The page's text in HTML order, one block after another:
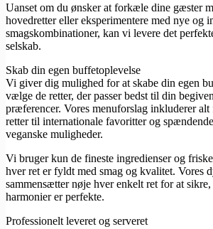
Uanset om du ønsker at forkæle dine gæster
hovedretter eller eksperimentere med nye og
smagskombinationer, kan vi levere det
selskab.
Skab din egen buffetoplevelse
Vi giver dig mulighed for at skabe din egen
vælge de retter, der passer bedst til din
præferencer. Vores menuforslag inkluderer alt
retter til internationale favoritter og
veganske muligheder.
Vi bruger kun de fineste ingredienser og
hver ret er fyldt med smag og kvalitet. Vores
sammensætter nøje hver enkelt ret for at
harmonier er perfekte.
Professionelt leveret og serveret